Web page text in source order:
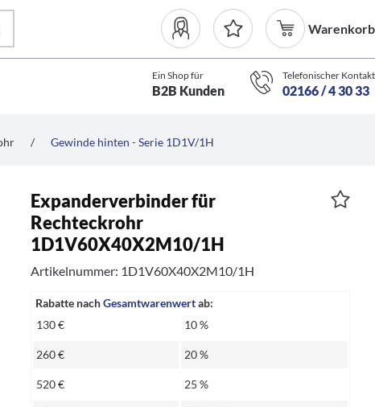
Warenkorb
Ein Shop für
B2B Kunden
Telefonischer Kontakt
02166 / 4 30 33
/ Gewinde hinten - Serie 1D1V/1H
Expanderverbinder für
Rechteckrohr
1D1V60X40X2M10/1H
Artikelnummer: 1D1V60X40X2M10/1H
Rabatte nachGesamtwarenwertab:
130 €
10 %
260 € 20 %
520 € 25 %